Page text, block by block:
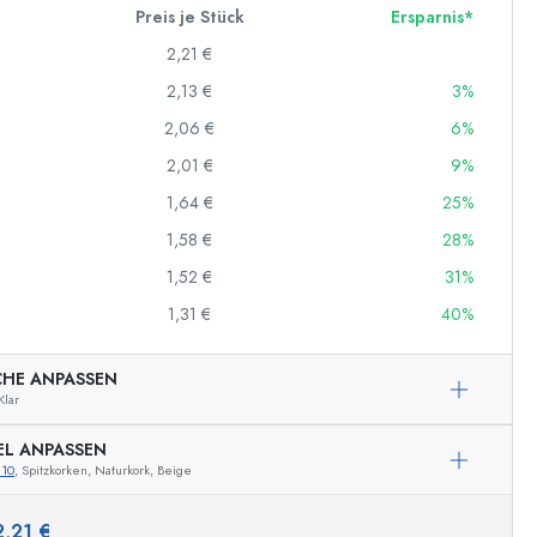
Preis je Stück
Ersparnis*
2,21 €
2,13 €
3%
2,06 €
6%
2,01 €
9%
1,64 €
25%
1,58 €
28%
1,52 €
31%
1,31 € 40%
ANPASSEN
Klar
ANPASSEN
, Spitzkorken, Naturkork, Beige